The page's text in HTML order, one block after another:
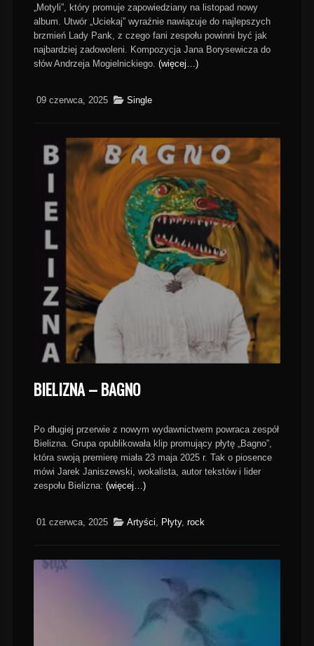
„Motyli”, który promuje zapowiedziany na listopad nowy
album. Utwór „Uciekaj” wyraźnie nawiązuje do najlepszych
brzmień Lady Pank, z czego fani zespołu powinni być jak
najbardziej zadowoleni. Kompozycja Jana Borysewicza do
słów Andrzeja Mogielnickiego. (więcej…)
09 czerwca, 2025 Single
BIELIZNA – BAGNO
Po długiej przerwie z nowym wydawnictwem powraca zespół
Bielizna. Grupa opublikowała klip promujący płytę „Bagno”,
która swoją premierę miała 23 maja 2025 r. Tak o piosence
mówi Jarek Janiszewski, wokalista, autor tekstów i lider
zespołu Bielizna: (więcej…)
01 czerwca, 2025 Artyści Płyty, rock